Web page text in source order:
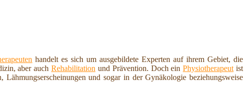
handelt es sich um ausgebildete Experten auf ihrem Gebiet, die
aber auchRehabilitation und Prävention. Doch einPhysiotherapeut ist
und sogar in der Gynäkologie beziehungsweise